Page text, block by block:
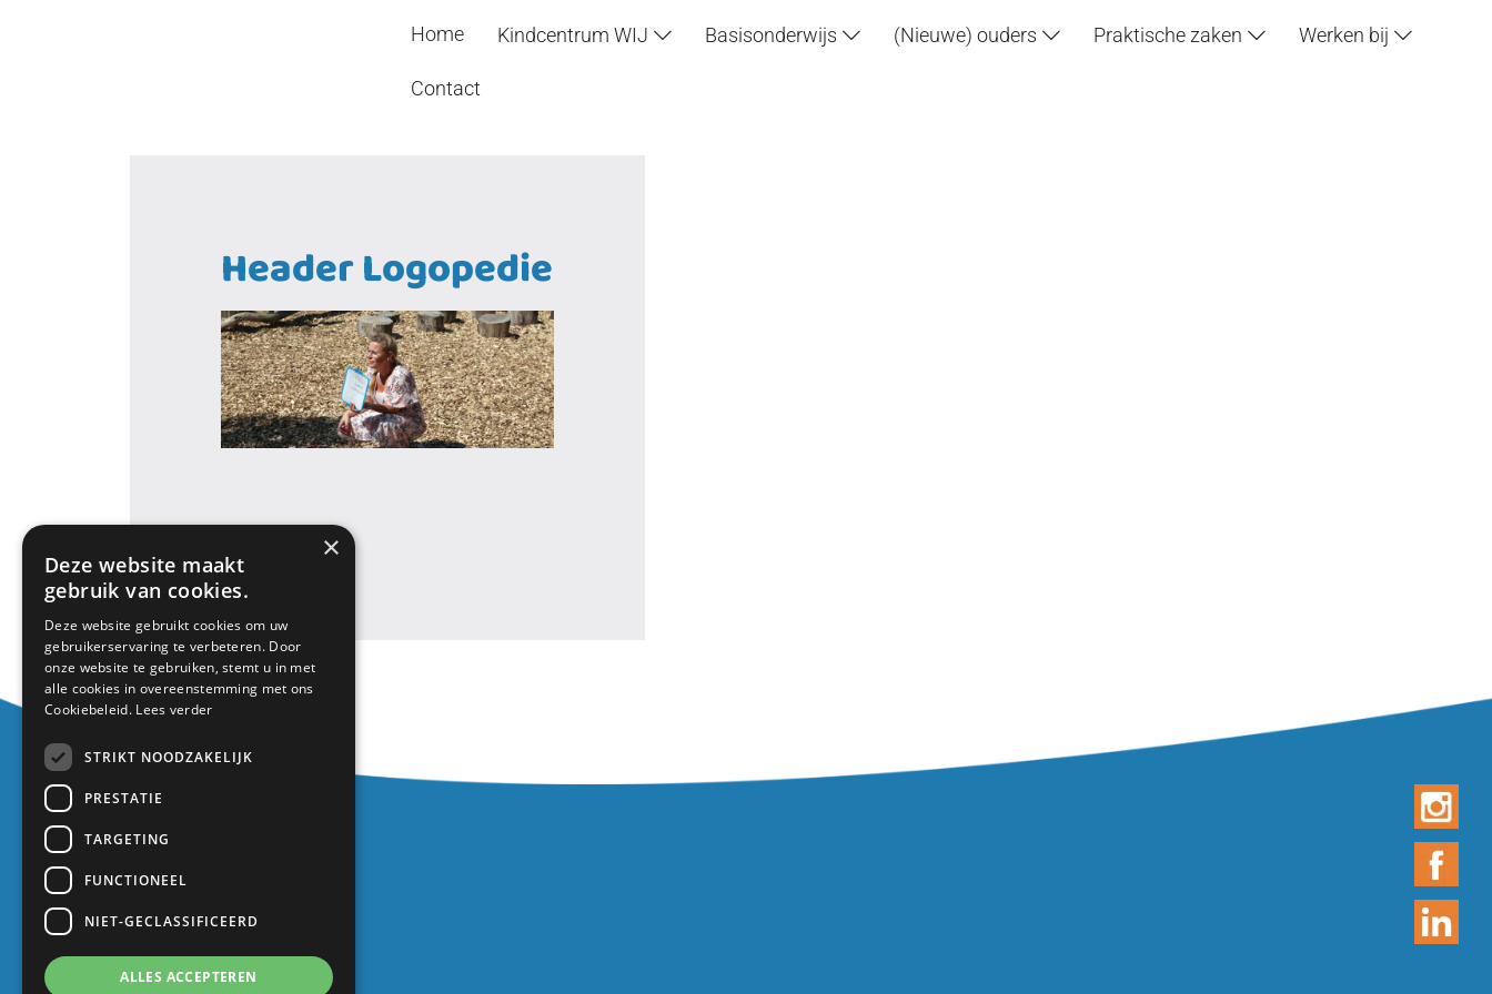
Header
Home Kindcentrum WIJ Basisonderwijs (Nieuwe) ouders Praktische zaken Werken bij
Contact
Header Logopedie
Contact
Europalaan 1
3402 TZ IJsselstein
030 688 2725
info@kindcentrum-wij.nl
×
Deze website maakt
gebruik van cookies.
Deze website gebruikt cookies om uw
gebruikerservaring te verbeteren. Door
onze website te gebruiken, stemt u in met
alle cookies in overeenstemming met ons
Cookiebeleid. Lees verder
STRIKT NOODZAKELIJK
PRESTATIE
TARGETING
FUNCTIONEEL
NIET-GECLASSIFICEERD
ALLES ACCEPTEREN